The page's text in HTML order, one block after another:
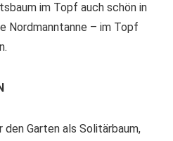
im Topf auch schön in
Nordmanntanne – im Topf
Garten als Solitärbaum,